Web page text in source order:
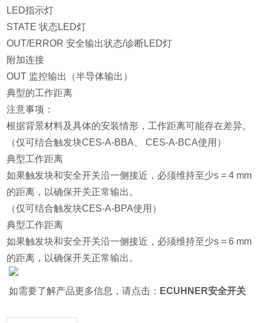
LED指示灯
STATE 状态LED灯
OUT/ERROR 安全输出状态/诊断LED灯
附加连接
OUT 监控输出（半导体输出）
典型的工作距离
注意事项：
根据背景材料及具体的安装情形，工作距离可能存在差异。
（仅可结合触发块CES-A-BBA、 CES-A-BCA使用）
典型工作距离
如果触发块和安全开关沿一侧接近，必须维持至少s = 4 mm
的距离，以确保开关正常输出。
（仅可结合触发块CES-A-BPA使用）
典型工作距离
如果触发块和安全开关沿一侧接近，必须维持至少s = 6 mm
的距离，以确保开关正常输出。
如需要了解产品更多信息，请点击： ECUHNER安全开关